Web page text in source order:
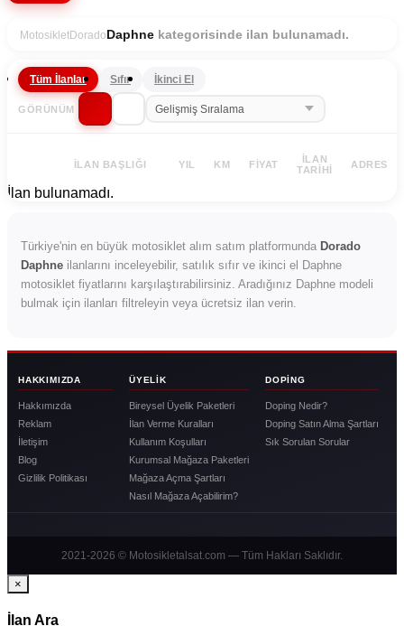
MotosikletDorado Daphne kategorisinde ilan bulunamadı.
Tüm İlanlar Sıfır İkinci El
GÖRÜNÜM
İLAN BAŞLIĞI YIL KM FIYAT
İLAN
TARIHI
ADRES
İlan bulunamadı.
Türkiye'nin en büyük motosiklet alım satım platformunda Dorado
Daphne ilanlarını inceleyebilir, satılık sıfır ve ikinci el Daphne
motosiklet fiyatlarını karşılaştırabilirsiniz. Aradığınız Daphne modeli
bulmak için ilanları filtreleyin veya ücretsiz ilan verin.
HAKKIMIZDA
Hakkımızda
Reklam
İletişim
Blog
Gizlilik Politikası
ÜYELIK
Bireysel Üyelik Paketleri
İlan Verme Kuralları
Kullanım Koşulları
Kurumsal Mağaza Paketleri
Mağaza Açma Şartları
Nasıl Mağaza Açabilirim?
DOPING
Doping Nedir?
Doping Satın Alma Şartları
Sık Sorulan Sorular
2021-2026 © Motosikletalsat.com — Tüm Hakları Saklıdır.
×
İlan Ara